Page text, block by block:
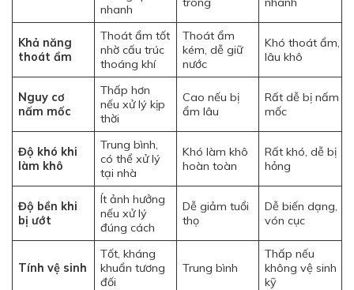
nhanh
Khả năng
thoát ẩm
Thoát ẩm tốt
nhờ cấu trúc
thoáng khí
Thoát ẩm
kém, dễ giữ
nước
Khó thoát ẩm,
lâu khô
Nguy cơ
nấm mốc
Thấp hơn
nếu xử lý kịp
thời
Cao nếu bị
ẩm lâu
Rất dễ bị nấm
mốc
Độ khó khi
làm khô
Trung bình,
có thể xử lý
tại nhà
Khó làm khô
hoàn toàn
Rất khó, dễ bị
hỏng
Độ bền khi
bị ướt
Ít ảnh hưởng
nếu xử lý
đúng cách
Dễ giảm tuổi
thọ
Dễ biến dạng,
vón cục
Tính vệ sinh
Tốt, kháng
khuẩn tương
đối
Trung bình
Thấp nếu
không vệ sinh
kỹ